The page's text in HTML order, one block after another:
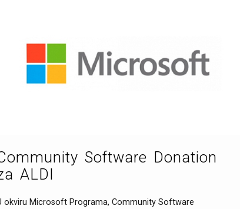
Software Donation
ALDI
okviru Microsoft Programa, Community Software